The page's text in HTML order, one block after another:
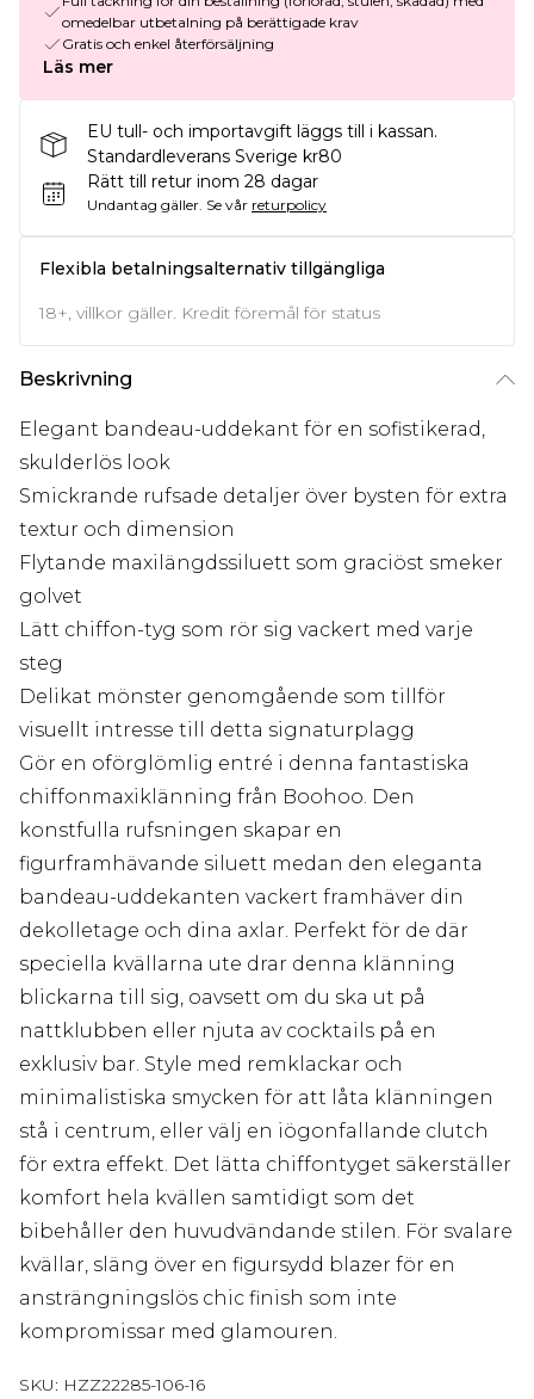
omedelbar utbetalning på berättigade krav
Gratis och enkel återförsäljning
Läs mer
EU tull- och importavgift läggs till i kassan.
Standardleverans Sverige kr80
Rätt till retur inom 28 dagar
Undantag gäller. Se vår returpolicy
Flexibla betalningsalternativ tillgängliga
18+, villkor gäller. Kredit föremål för status
Beskrivning
Elegant bandeau-uddekant för en sofistikerad,
skulderlös look
Smickrande rufsade detaljer över bysten för extra
textur och dimension
Flytande maxilängdssiluett som graciöst smeker
golvet
Lätt chiffon-tyg som rör sig vackert med varje
steg
Delikat mönster genomgående som tillför
visuellt intresse till detta signaturplagg
Gör en oförglömlig entré i denna fantastiska
chiffonmaxiklänning från Boohoo. Den
konstfulla rufsningen skapar en
figurframhävande siluett medan den eleganta
bandeau-uddekanten vackert framhäver din
dekolletage och dina axlar. Perfekt för de där
speciella kvällarna ute drar denna klänning
blickarna till sig, oavsett om du ska ut på
nattklubben eller njuta av cocktails på en
exklusiv bar. Style med remklackar och
minimalistiska smycken för att låta klänningen
stå i centrum, eller välj en iögonfallande clutch
för extra effekt. Det lätta chiffontyget säkerställer
komfort hela kvällen samtidigt som det
bibehåller den huvudvändande stilen. För svalare
kvällar, släng över en figursydd blazer för en
ansträngningslös chic finish som inte
kompromissar med glamouren.
SKU: HZZ22285-106-16